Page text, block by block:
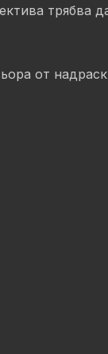
трябва
от